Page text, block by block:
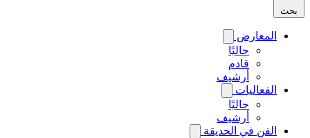
بحث
المعارض
حاليًا
قادم
أرشيف
الفعاليات
حاليًا
أرشيف
الفن في الحديقة